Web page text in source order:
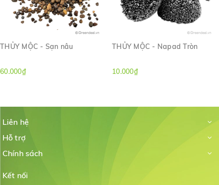
THỦY MỘC - Sạn nâu
60.000₫
THỦY MỘC - Napad Tròn
10.000₫
Liên hệ
Hỗ trợ
Chính sách
Kết nối